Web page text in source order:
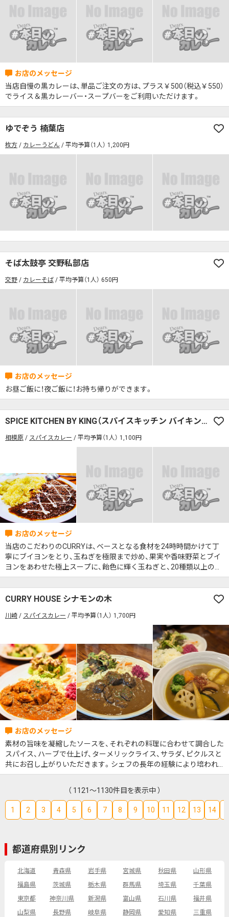
当店自慢の黒カレーは、単品ご注文の方は、プラス￥500（税込￥550）
でライス＆黒カレーバー・スープバーをご利用いただけます。
ゆでぞう 楠葉店
枚方 カレーうどん 平均予算（1人） 1,200円
そば太鼓亭 交野私部店
交野 カレーそば 平均予算（1人） 650円
お昼ご飯に！夜ご飯に！お持ち帰りができます。
SPICE KITCHEN BY KING（スパイスキッチン バイキング）
相模原 スパイスカレー 平均予算（1人） 1,100円
当店のこだわりのCURRYは、ベースとなる食材を24時時間かけて丁
寧にブイヨンをとり、玉ねぎを極限まで炒め、果実や香味野菜とブイ
ヨンをあわせた極上スープに、飴色に輝く玉ねぎと、20種類以上のス
パイスを配合した当店自慢のガラムマサラを溶かし込み、さらに丸２
日間かけてじっくり煮込み、その後24時間しっかり寝かせてからご
提供する為、1日限定30食とさせていただきます。
CURRY HOUSE シナモンの木
川崎 スパイスカレー 平均予算（1人） 1,700円
素材の旨味を凝縮したソースを、それぞれの料理に合わせて調合した
スパイス、ハーブで仕上げ、ターメリックライス、サラダ、ピクルスと
共にお召し上がりいただきます。シェフの長年の経験により培われ
たフランス料理の技法を活かして作り上げた唯一無二のカレーをぜ
（ 1121～1130件目を表示中 ）
1 2 3 4 5 6 7 8 9 10 11 12 13 14
都道府県別リンク
北海道 青森県 岩手県 宮城県 秋田県
山形県
福島県
茨城県 栃木県 群馬県 埼玉県
千葉県
東京都
神奈川県 新潟県 富山県 石川県
福井県
山梨県
長野県 岐阜県 静岡県 愛知県
三重県